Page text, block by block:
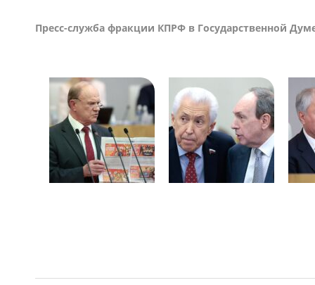
Пресс-служба фракции КПРФ в Государственной